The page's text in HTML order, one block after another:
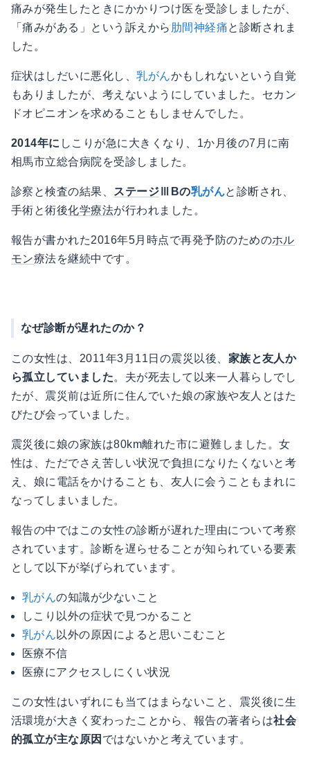
痛みが発生したときにかかりつけ医を受診しましたが、
「痛みがある」という訴えから 肋間神経痛と診断されま
した。
症状はしだいに悪化し、乳がんかもしれないという自覚
もありましたが、考えないようにしていました。セカン
ドオピニオンを求めることもしませんでした。
2014年に しこりが急に大きくなり、1か月後の7月に南
相馬市立総合病院を受診しました。
診察と検査の結果、 ステージ ⅢBの乳がんと診断され、
手術と術後化学療法が行われました。
報告が書かれた2016年5月時点で再発予防のためのホル
モン療法を継続中です。
なぜ診断が遅れたのか？
この女性は、2011年3月11日の震災以後、 家族と友人か
ら孤立していました。夫が死去して以来一人暮らしでし
たが、震災前は近所に住んでいた娘の家族や友人とはた
びたび会っていました。
震災後に娘の家族は80km離れた市に避難しました。女
性は、ただでさえ苦しい状況で負担になりたくないと考
え、娘に電話をかけることも、友人に会うこともまれに
なってしまいました。
報告の中ではこの女性の診断が遅れた理由について考察
されています。診断を遅らせることが知られている要素
として以下が挙げられています。
乳がんの知識が少ないこと
しこり以外の症状で見つかること
乳がん以外の原因によると思いこむこと
医療不信
医療にアクセスしにくい状況
この女性はいずれにも当てはまらないこと、震災後に生
活環境が大きく変わったことから、報告の著者らは社会
的孤立が主な原因 ではないかと考えています。